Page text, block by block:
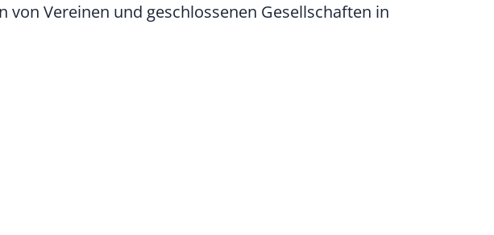
Vereinen und geschlossenen Gesellschaften in